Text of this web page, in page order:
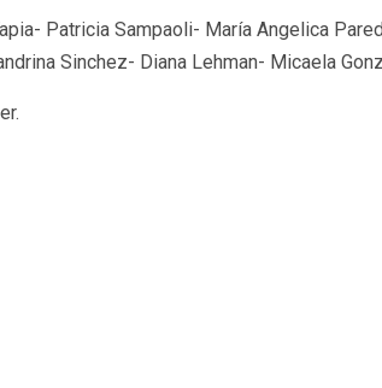
Patricia Sampaoli- María Angelica
Sinchez- Diana Lehman- Micaela